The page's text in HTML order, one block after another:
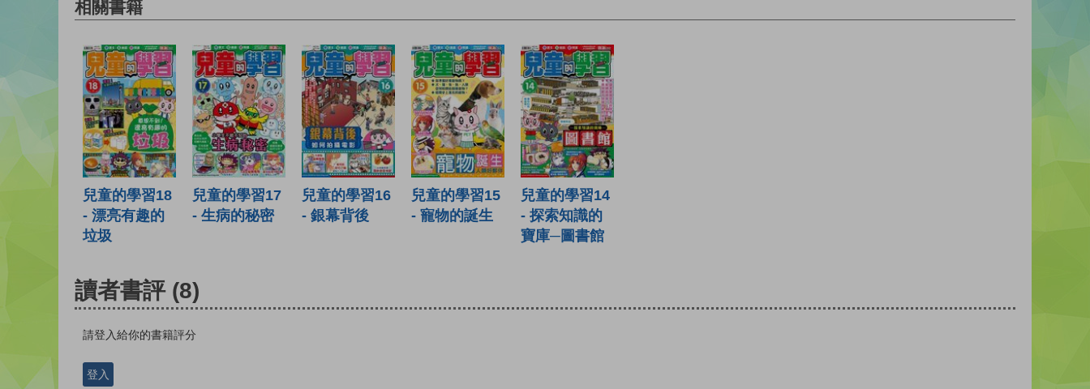
相關書籍
兒童的學習18
- 漂亮有趣的
垃圾
兒童的學習17
- 生病的秘密
兒童的學習16
- 銀幕背後
兒童的學習15
- 寵物的誕生
兒童的學習14
- 探索知識的
寶庫─圖書館
讀者書評 (8)
請登入給你的書籍評分
登入